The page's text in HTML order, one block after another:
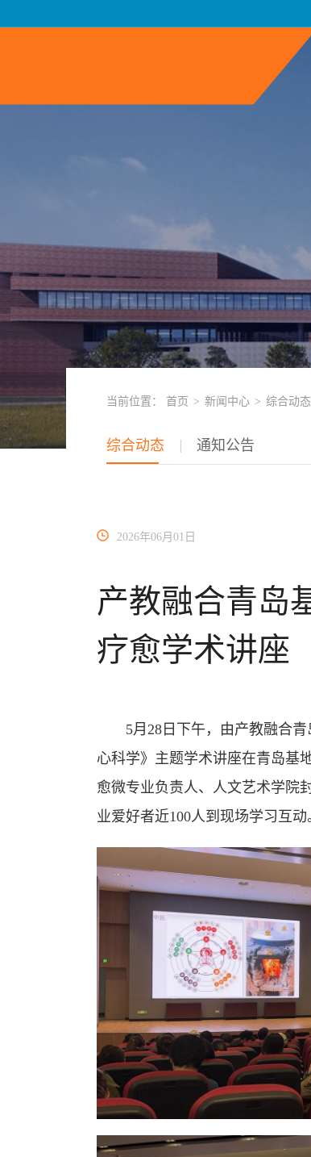
当前位置：首页 > 新闻中心 > 综合动态
综合动态 通知公告
2026年06月01日
产教融合青岛
疗愈学术讲座
5月28日下午，由产教融合
心科学》主题学术讲座在青岛基
愈微专业负责人、人文艺术学院
业爱好者近100人到现场学习互动